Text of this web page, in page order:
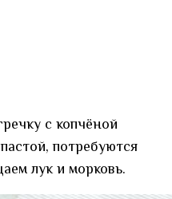
с копчёной
потребуются
лук и морковь.